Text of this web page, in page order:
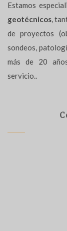
Estamos
geotécnicos,
de proyectos
sondeos,
más de 20
servicio..